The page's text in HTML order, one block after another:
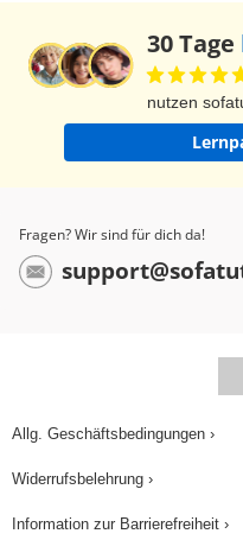
30 Tage
nutzen
Fragen? Wir sind für dich da!
Allg. Geschäftsbedingungen ›
Widerrufsbelehrung ›
Information zur Barrierefreiheit ›